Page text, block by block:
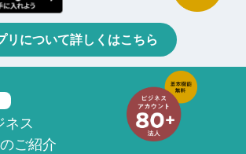
リについて詳しくはこちら
ネス
ご紹介